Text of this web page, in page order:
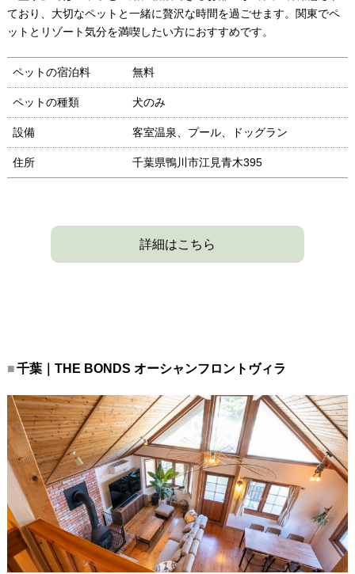
ており、大切なペットと一緒に贅沢な時間を過ごせます。関東でペ
ットとリゾート気分を満喫したい方におすすめです。
ペットの宿泊料 無料
ペットの種類 犬のみ
設備 客室温泉、プール、ドッグラン
住所 千葉県鴨川市江見青木395
詳細はこちら
千葉｜THE BONDS オーシャンフロントヴィラ